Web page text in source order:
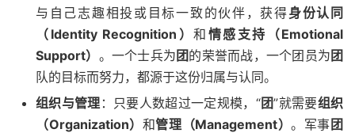
与自己志趣相投或目标一致的伙伴，获得身份认同
（Identity Recognition） 和 情感支持（Emotional
Support） 。一个士兵为 团的荣誉而战，一个团员为 团
队的目标而努力，都源于这份归属与认同。
组织与管理 ：只要人数超过一定规模，“团”就需要组织
（Organization） 和管理（Management）。军事 团